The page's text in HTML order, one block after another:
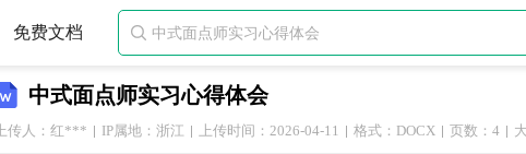
免费文档 
中式面点师实习心得体会
上传人：红*** IP属地：浙江 上传时间：2026-04-11 格式：DOCX 页数：4